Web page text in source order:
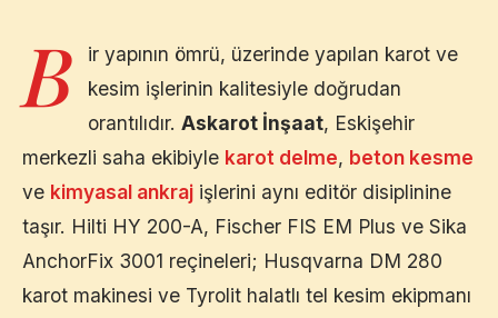
B
ir yapının ömrü, üzerinde yapılan karot ve
kesim işlerinin kalitesiyle doğrudan
orantılıdır. Askarot İnşaat, Eskişehir
merkezli saha ekibiyle karot delme, beton kesme
ve kimyasal ankraj işlerini aynı editör disiplinine
taşır. Hilti HY 200-A, Fischer FIS EM Plus ve Sika
AnchorFix 3001 reçineleri; Husqvarna DM 280
karot makinesi ve Tyrolit halatlı tel kesim ekipmanı